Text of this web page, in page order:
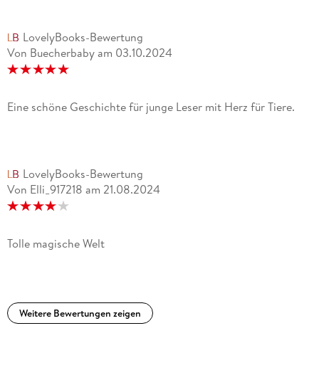
LovelyBooks-Bewertung
Von Buecherbaby am 03.10.2024
Eine schöne Geschichte für junge Leser mit Herz für Tiere.
LovelyBooks-Bewertung
Von Elli_917218 am 21.08.2024
Tolle magische Welt
Weitere Bewertungen zeigen